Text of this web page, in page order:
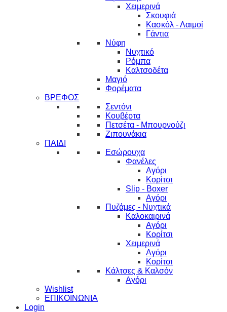
Χειμερινά
Σκουφιά
Κασκόλ - Λαιμοί
Γάντια
Νύφη
Νυχτικό
Ρόμπα
Καλτσοδέτα
Μαγιό
Φορέματα
ΒΡΕΦΟΣ
Σεντόνι
Κουβέρτα
Πετσέτα - Μπουρνούζι
Ζιπουνάκια
ΠΑΙΔΙ
Εσώρουχα
Φανέλες
Αγόρι
Κορίτσι
Slip - Boxer
Αγόρι
Πυζάμες - Νυχτικά
Καλοκαιρινά
Αγόρι
Κορίτσι
Χειμερινά
Αγόρι
Κορίτσι
Κάλτσες & Καλσόν
Αγόρι
Wishlist
ΕΠΙΚΟΙΝΩΝΙΑ
Login